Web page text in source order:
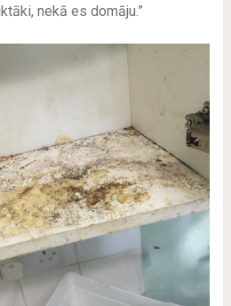
nekā es domāju.”